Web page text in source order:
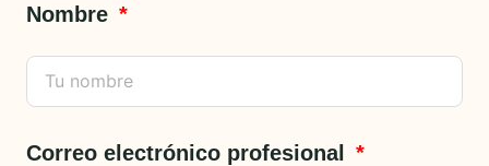
Nombre
Correo electrónico profesional